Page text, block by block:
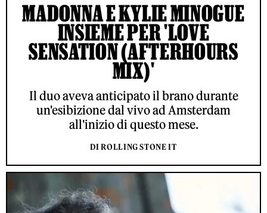
MADONNA E KYLIE MINOGUE
INSIEME PER 'LOVE
SENSATION (AFTERHOURS
MIX)'
Il duo aveva anticipato il brano durante
un'esibizione dal vivo ad Amsterdam
all'inizio di questo mese.
DI ROLLING STONE IT